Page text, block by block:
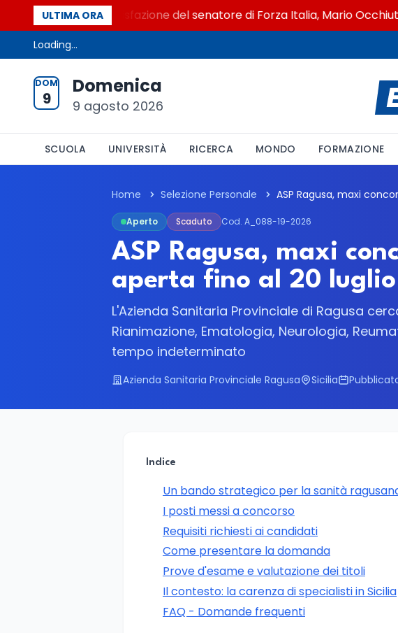
ULTIMA ORA
La soddisfazione del senatore di Forza Italia, Mario Occhiuto
Loading...
DOM
9
Domenica
9 agosto 2026
SCUOLA UNIVERSITÀ RICERCA MONDO FORMAZIONE
Home Selezione Personale
Aperto Scaduto Cod. A_088-19-2026
ASP Ragusa, maxi
aperta fino al 20 luglio
L'Azienda Sanitaria Provinciale di Ragusa
Rianimazione, Ematologia, Neurologia,
tempo indeterminato
Azienda Sanitaria Provinciale Ragusa Sicilia
Indice
Un bando strategico per la sanità
I posti messi a concorso
Requisiti richiesti ai candidati
Come presentare la domanda
Prove d'esame e valutazione dei titoli
Il contesto: la carenza di specialisti in Sicilia
FAQ - Domande frequenti